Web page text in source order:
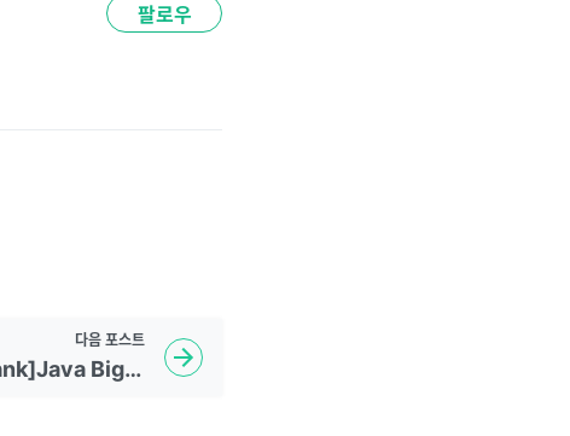
팔로우
다음 포스트
22.4.29 [HackerRank]Java Biginteger